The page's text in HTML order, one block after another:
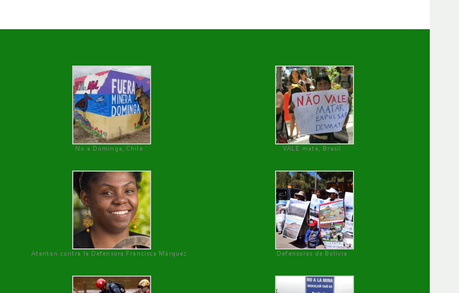
No a Dominga, Chile
VALE mata, Brasil
Atentan contra la Defensora Francisca Márquez Defensoras de Bolivia